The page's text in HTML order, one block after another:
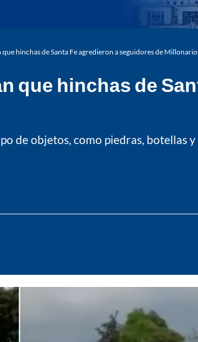
hinchas de Santa Fe agredieron a seguidores de
que hinchas de
de objetos, como piedras, botellas